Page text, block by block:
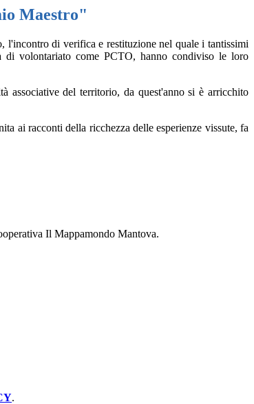
Maestro"
l'incontro di verifica e restituzione nel quale i tantissimi
di volontariato come PCTO, hanno condiviso le loro
associative del territorio, da quest'anno si è arricchito
ai racconti della ricchezza delle esperienze vissute, fa
Il Mappamondo Mantova.
.